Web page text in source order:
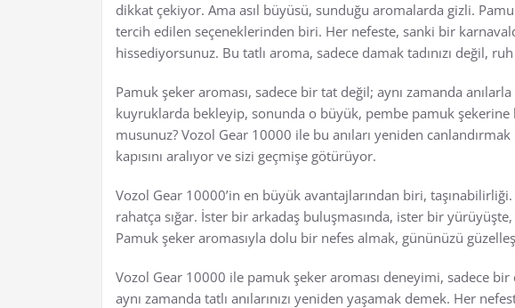
dikkat çekiyor. Ama asıl büyüsü, sunduğu aromalarda gizli.
tercih edilen seçeneklerinden biri. Her nefeste, sanki bir
hissediyorsunuz. Bu tatlı aroma, sadece damak tadınızı değil,
Pamuk şeker aroması, sadece bir tat değil; aynı zamanda
kuyruklarda bekleyip, sonunda o büyük, pembe pamuk şekerine
musunuz? Vozol Gear 10000 ile bu anıları yeniden
kapısını aralıyor ve sizi geçmişe götürüyor.
Vozol Gear 10000’in en büyük avantajlarından biri,
rahatça sığar. İster bir arkadaş buluşmasında, ister bir yürüyüşte,
Pamuk şeker aromasıyla dolu bir nefes almak, gününüzü
Vozol Gear 10000 ile pamuk şeker aroması deneyimi, sadece
aynı zamanda tatlı anılarınızı yeniden yaşamak demek. Her